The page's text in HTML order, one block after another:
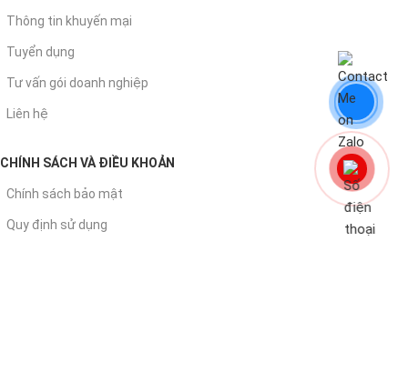
Thông tin khuyến mại
Tuyển dụng
Tư vấn gói doanh nghiệp
Liên hệ
CHÍNH SÁCH VÀ ĐIỀU KHOẢN
Chính sách bảo mật
Quy định sử dụng